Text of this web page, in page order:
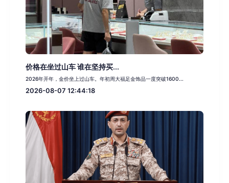
价格在坐过山车 谁在坚持买...
2026年开年，金价坐上过山车。年初周大福足金饰品一度突破1600...
2026-08-07 12:44:18